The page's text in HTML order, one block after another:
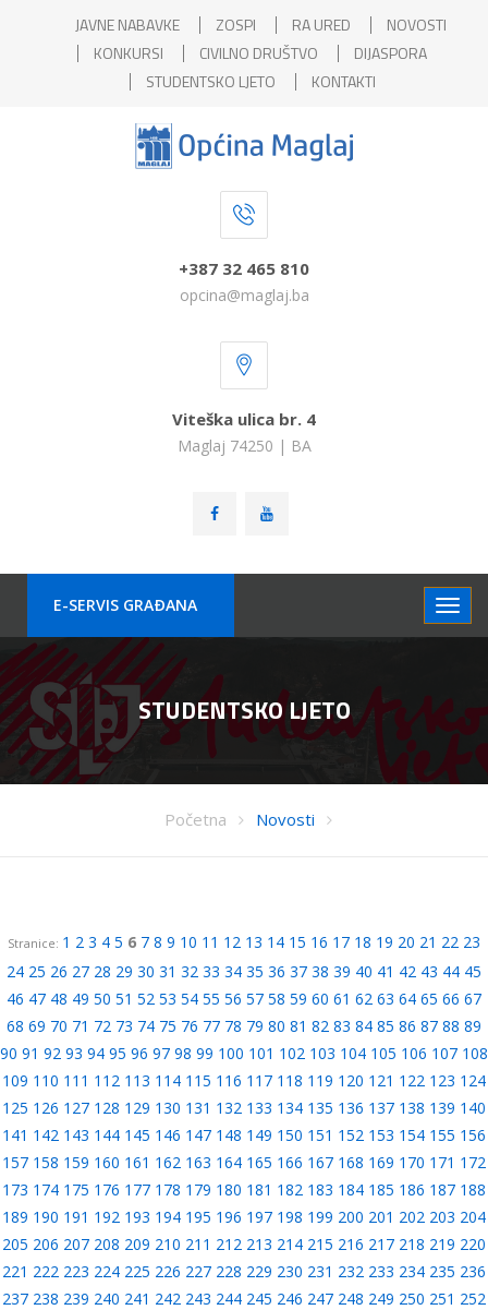
JAVNE NABAVKE ZOSPI RA URED
NOVOSTI
KONKURSI
CIVILNO DRUŠTVO
DIJASPORA
STUDENTSKO LJETO
KONTAKTI
+387 32 465 810
opcina@maglaj.ba
Viteška ulica br. 4
Maglaj 74250 | BA
E-SERVIS GRAÐANA
STUDENTSKO LJETO
Početna Novosti
Stranice: 1 2 3 4 5 6 7 8 9 10 11 12 13 14 15 16 17 18 19 20 21 22 23
24 25 26 27 28 29 30 31 32 33 34 35 36 37 38 39 40 41 42 43 44 45
46 47 48 49 50 51 52 53 54 55 56 57 58 59 60 61 62 63 64 65 66 67
68 69 70 71 72 73 74 75 76 77 78 79 80 81 82 83 84 85 86 87 88 89
90 91 92 93 94 95 96 97 98 99 100 101 102 103 104 105 106 107 108
109 110 111 112 113 114 115 116 117 118 119 120 121 122 123 124
125 126 127 128 129 130 131 132 133 134 135 136 137 138 139 140
141 142 143 144 145 146 147 148 149 150 151 152 153 154 155 156
157 158 159 160 161 162 163 164 165 166 167 168 169 170 171 172
173 174 175 176 177 178 179 180 181 182 183 184 185 186 187 188
189 190 191 192 193 194 195 196 197 198 199 200 201 202 203 204
205 206 207 208 209 210 211 212 213 214 215 216 217 218 219 220
221 222 223 224 225 226 227 228 229 230 231 232 233 234 235 236
237 238 239 240 241 242 243 244 245 246 247 248 249 250 251 252